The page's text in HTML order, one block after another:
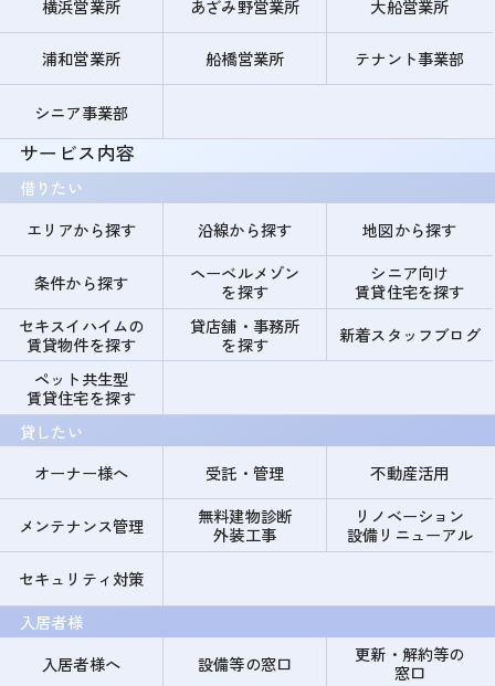
横浜営業所 あざみ野営業所 大船営業所
浦和営業所 船橋営業所 テナント事業部
シニア事業部
サービス内容
借りたい
エリアから探す
沿線から探す 地図から探す
条件から探す
ヘーベルメゾン
を探す
シニア向け
賃貸住宅を探す
セキスイハイムの
賃貸物件を探す
貸店舗・事務所
を探す
新着スタッフブログ
ペット共生型
賃貸住宅を探す
貸したい
オーナー様へ
受託・管理 不動産活用
メンテナンス管理
無料建物診断
外装工事
リノベーション
設備リニューアル
セキュリティ対策
入居者様
入居者様へ
設備等の窓口
更新・解約等の
窓口